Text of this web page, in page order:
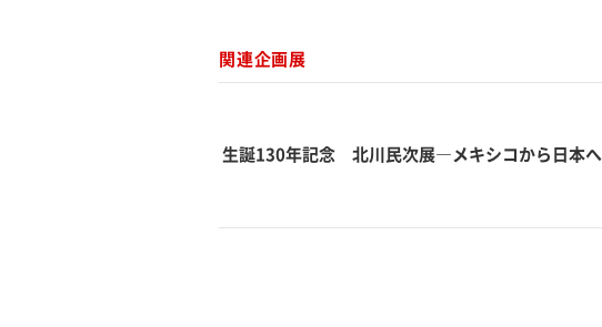
関連企画展
生誕130年記念 北川民次展―メキシコから日本へ